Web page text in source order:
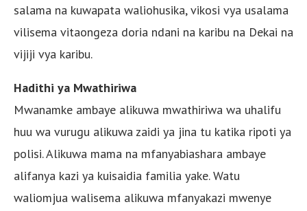
salama na kuwapata waliohusika, vikosi vya usalama
vilisema vitaongeza doria ndani na karibu na Dekai na
vijiji vya karibu.
Hadithi ya Mwathiriwa
Mwanamke ambaye alikuwa mwathiriwa wa uhalifu
huu wa vurugu alikuwa zaidi ya jina tu katika ripoti ya
polisi. Alikuwa mama na mfanyabiashara ambaye
alifanya kazi ya kuisaidia familia yake. Watu
waliomjua walisema alikuwa mfanyakazi mwenye